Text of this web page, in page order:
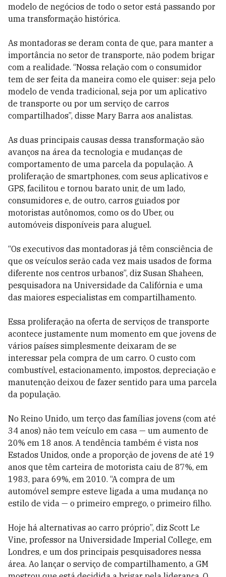
modelo de negócios de todo o setor está passando por
uma transformação histórica.
As montadoras se deram conta de que, para manter a
importância no setor de transporte, não podem brigar
com a realidade. “Nossa relação com o consumidor
tem de ser feita da maneira como ele quiser: seja pelo
modelo de venda tradicional, seja por um aplicativo
de transporte ou por um serviço de carros
compartilhados”, disse Mary Barra aos analistas.
As duas principais causas dessa transformação são
avanços na área da tecnologia e mudanças de
comportamento de uma parcela da população. A
proliferação de smartphones, com seus aplicativos e
GPS, facilitou e tornou barato unir, de um lado,
consumidores e, de outro, carros guiados por
motoristas autônomos, como os do Uber, ou
automóveis disponíveis para aluguel.
“Os executivos das montadoras já têm consciência de
que os veículos serão cada vez mais usados de forma
diferente nos centros urbanos”, diz Susan Shaheen,
pesquisadora na Universidade da Califórnia e uma
das maiores especialistas em compartilhamento.
Essa proliferação na oferta de serviços de transporte
acontece justamente num momento em que jovens de
vários países simplesmente deixaram de se
interessar pela compra de um carro. O custo com
combustível, estacionamento, impostos, depreciação e
manutenção deixou de fazer sentido para uma parcela
da população.
No Reino Unido, um terço das famílias jovens (com até
34 anos) não tem veículo em casa — um aumento de
20% em 18 anos. A tendência também é vista nos
Estados Unidos, onde a proporção de jovens de até 19
anos que têm carteira de motorista caiu de 87%, em
1983, para 69%, em 2010. “A compra de um
automóvel sempre esteve ligada a uma mudança no
estilo de vida — o primeiro emprego, o primeiro filho.
Hoje há alternativas ao carro próprio”, diz Scott Le
Vine, professor na Universidade Imperial College, em
Londres, e um dos principais pesquisadores nessa
área. Ao lançar o serviço de compartilhamento, a GM